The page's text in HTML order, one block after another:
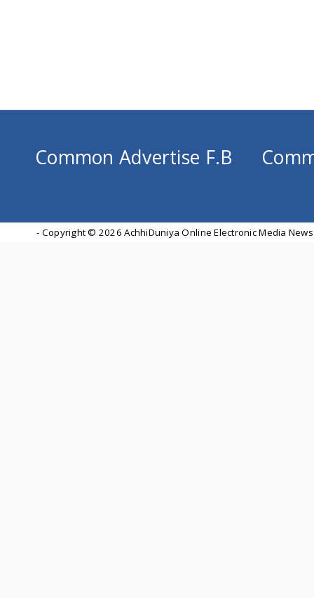
Common Advertise F.B
- Copyright © 2026 AchhiDuniya Online Electronic Media